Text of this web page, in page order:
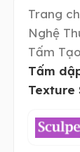
Trang
Nghệ
Tấm
Tấm
Texture